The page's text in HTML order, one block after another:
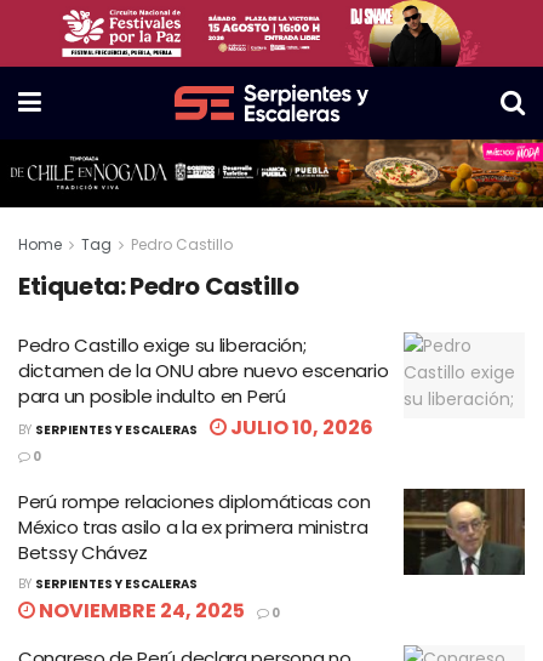
Home Tag Pedro Castillo
Etiqueta:Pedro Castillo
Pedro Castillo exige su liberación;
dictamen de la ONU abre nuevo escenario
para un posible indulto en Perú
BY SERPIENTES Y ESCALERAS JULIO 10, 2026
0
Perú rompe relaciones diplomáticas con
México tras asilo a la ex primera ministra
Betssy Chávez
BY SERPIENTES Y ESCALERAS
NOVIEMBRE 24, 2025 0